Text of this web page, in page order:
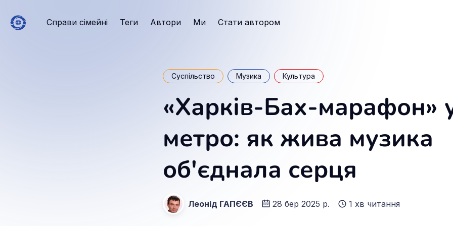
Справи сімейні Теги Автори Ми Стати автором
Суспільство Музика Культура
«Харків-Бах-марафон»
метро: як жива музика
об'єднала серця
Леонід ГАПЄЄВ 28 бер 2025 р. 1 хв читання